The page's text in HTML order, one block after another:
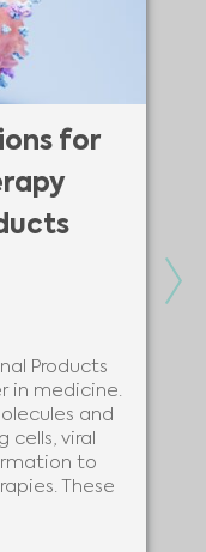
for
Products
in medicine.
and
cells, viral
to
These